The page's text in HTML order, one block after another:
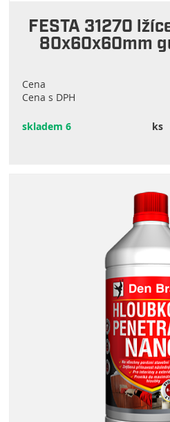
FESTA 31270
80x60x60mm
Cena
Cena s DPH
skladem 6 ks